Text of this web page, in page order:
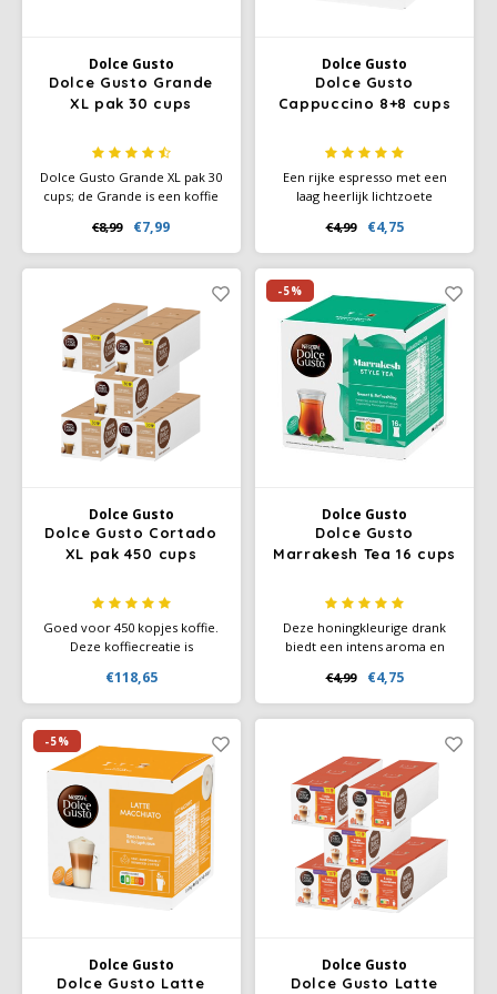
Dolce Gusto
Dolce Gusto Grande
XL pak 30 cups
Dolce Gusto Grande XL pak 30
cups; de Grande is een koffie
cremalaag. Geniet van de
versgeroosterde
koffiearoma's met fruitige
tonen in deze heerlijke pure
Arabica koffie.
€8,99 €7,99
Dolce Gusto
Dolce Gusto
Cappuccino 8+8 cups
Een rijke espresso met een
laag heerlijk lichtzoete
Italiaans voor 'kap' wat een
verklaring kan zijn voor het
feit dat de koffie vernoemd is
naar een groep monniken,
'cappuccini' genaamd.
€4,99 €4,75
Dolce Gusto
Dolce Gusto Cortado
XL pak 450 cups
Goed voor 450 kopjes koffie.
Deze koffiecreatie is
koffiecultuur, Een intense
espresso met een scheut
warme melk, zoals bij een
espresso macchiato.
€118,65
-5%
Dolce Gusto
Dolce Gusto
Marrakesh Tea 16 cups
Deze honingkleurige drank
biedt een intens aroma en
traditionele Marokkaanse
thee. De verrassende
sensaties van frisse munt en
hete thee resulteren in een
natuurlijk revitaliserende
drank.
€4,99 €4,75
-5%
Dolce Gusto
Dolce Gusto Latte
Dolce Gusto
Dolce Gusto Latte